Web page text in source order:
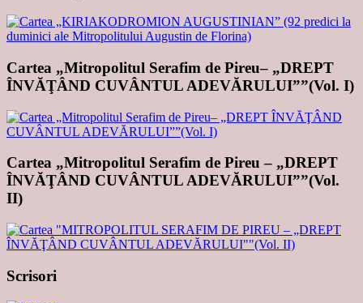
Cartea „Mitropolitul Serafim de Pireu– „DREPT
ÎNVĂŢÂND CUVÂNTUL ADEVĂRULUI””(Vol. I)
Cartea „Mitropolitul Serafim de Pireu – „DREPT
ÎNVĂŢÂND CUVÂNTUL ADEVĂRULUI””(Vol.
II)
Scrisori